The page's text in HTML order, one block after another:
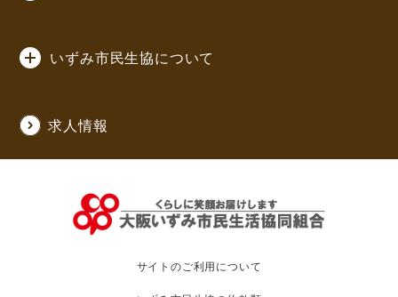
いずみ市民生協について
求人情報
サイトのご利用について